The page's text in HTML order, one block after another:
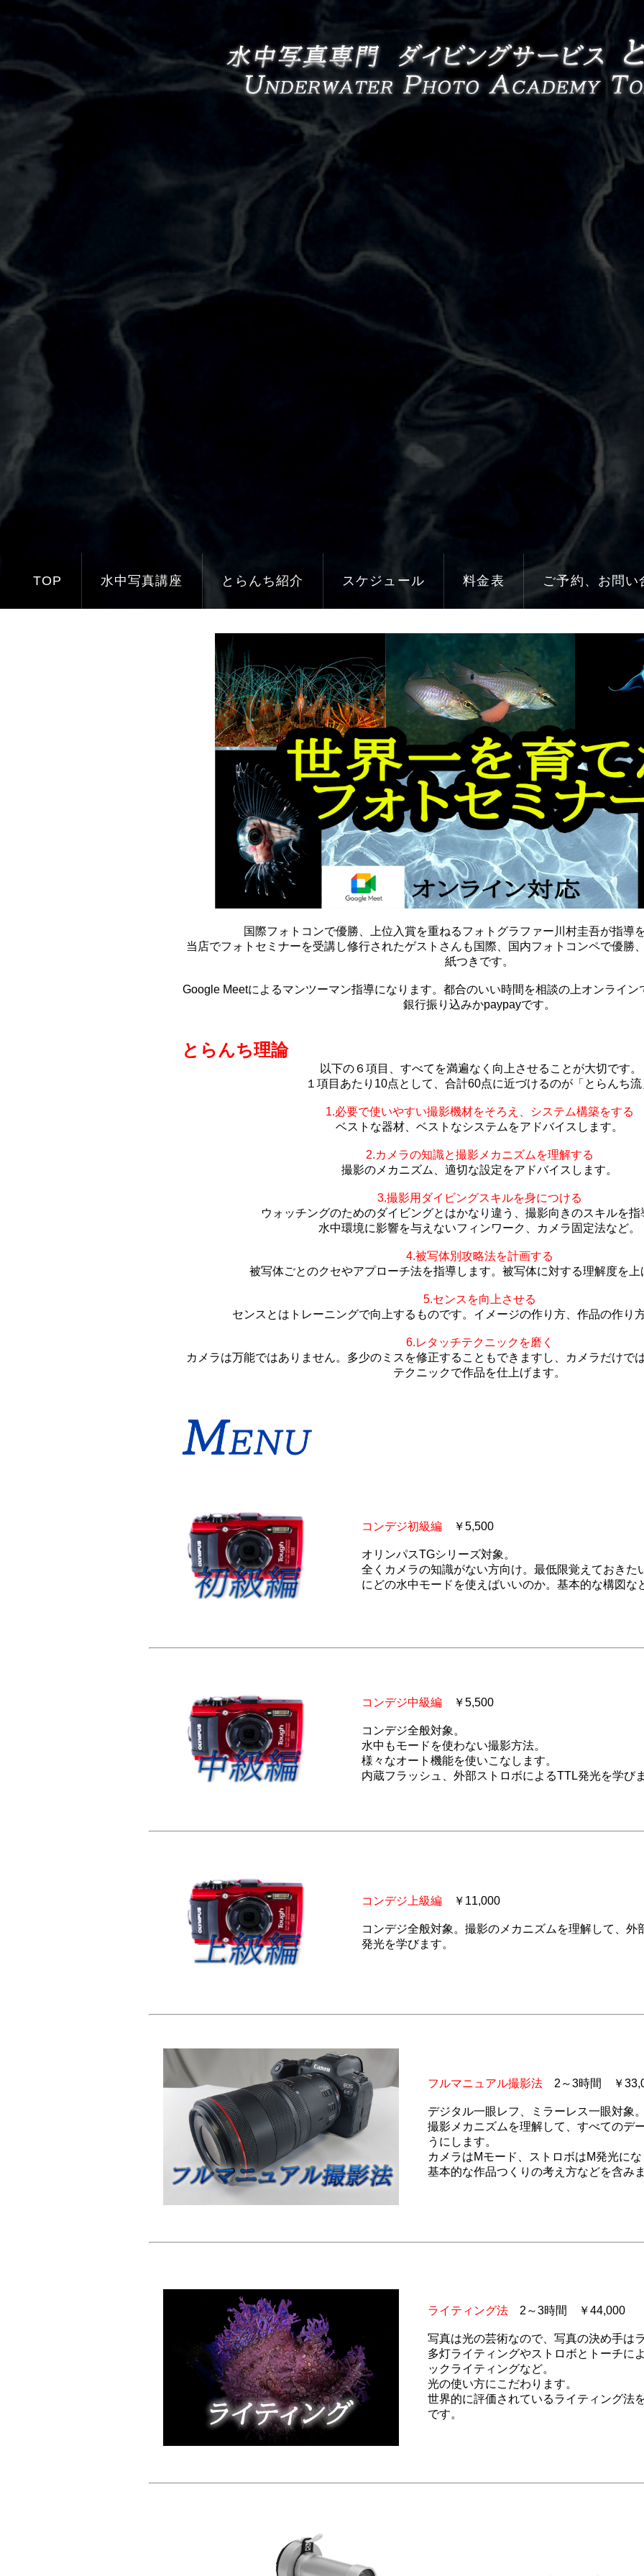
TOP 水中写真講座 とらんち紹介 スケジュール 料金表 ご予約、お問い
国際フォトコンで優勝、上位入賞を重ねるフォトグラファー川村圭吾が指導
当店でフォトセミナーを受講し修行されたゲストさんも国際、国内フォトコンペで優勝
紙つきです。
Google Meetによるマンツーマン指導になります。都合のいい時間を相談の上オンライン
銀行振り込みかpaypayです。
とらんち理論
以下の６項目、すべてを満遍なく向上させることが大切です。
１項目あたり10点として、合計60点に近づけるのが「とらんち流
1.必要で使いやすい撮影機材をそろえ、システム構築をする
ベストな器材、ベストなシステムをアドバイスします。
2.カメラの知識と撮影メカニズムを理解する
撮影のメカニズム、適切な設定をアドバイスします。
3.撮影用ダイビングスキルを身につける
ウォッチングのためのダイビングとはかなり違う、撮影向きのスキルを指
水中環境に影響を与えないフィンワーク、カメラ固定法など。
4.被写体別攻略法を計画する
被写体ごとのクセやアプローチ法を指導します。被写体に対する理解度を上
5.センスを向上させる
センスとはトレーニングで向上するものです。イメージの作り方、作品の作り
6.レタッチテクニックを磨く
カメラは万能ではありません。多少のミスを修正することもできますし、カメラだけで
テクニックで作品を仕上げます。
コンデジ初級編 ￥5,500
オリンパスTGシリーズ対象。
全くカメラの知識がない方向け。最低限覚えておきた
にどの水中モードを使えばいいのか。基本的な構図な
コンデジ中級編 ￥5,500
コンデジ全般対象。
水中もモードを使わない撮影方法。
様々なオート機能を使いこなします。
内蔵フラッシュ、外部ストロボによるTTL発光を学びま
コンデジ上級編 ￥11,000
コンデジ全般対象。撮影のメカニズムを理解して、外
発光を学びます。
フルマニュアル撮影法 2～3時間 ￥
デジタル一眼レフ、ミラーレス一眼対象。
撮影メカニズムを理解して、すべてのデ
うにします。
カメラはMモード、ストロボはM発光にな
基本的な作品つくりの考え方などを含みま
ライティング法 2～3時間 ￥44,000
写真は光の芸術なので、写真の決め手は
多灯ライティングやストロボとトーチに
ックライティングなど。
光の使い方にこだわります。
世界的に評価されているライティング法
です。